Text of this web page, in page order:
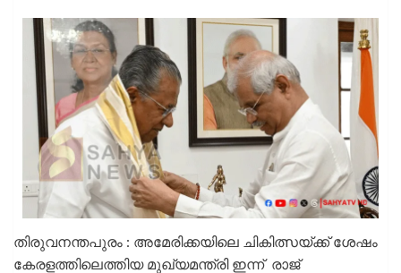
തിരുവനന്തപുരം : അമേരിക്കയിലെ ചികിത്സയ്ക്ക് ശേഷം
കേരളത്തിലെത്തിയ മുഖ്യമന്ത്രി ഇന്ന് രാജ്